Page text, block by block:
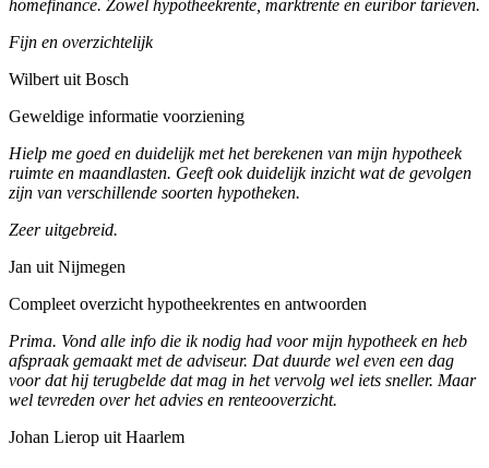
homefinance. Zowel hypotheekrente, marktrente en euribor tarieven.
Fijn en overzichtelijk
Wilbert uit Bosch
Geweldige informatie voorziening
Hielp me goed en duidelijk met het berekenen van mijn hypotheek
ruimte en maandlasten. Geeft ook duidelijk inzicht wat de gevolgen
zijn van verschillende soorten hypotheken.
Zeer uitgebreid.
Jan uit Nijmegen
Compleet overzicht hypotheekrentes en antwoorden
Prima. Vond alle info die ik nodig had voor mijn hypotheek en heb
afspraak gemaakt met de adviseur. Dat duurde wel even een dag
voor dat hij terugbelde dat mag in het vervolg wel iets sneller. Maar
wel tevreden over het advies en renteooverzicht.
Johan Lierop uit Haarlem